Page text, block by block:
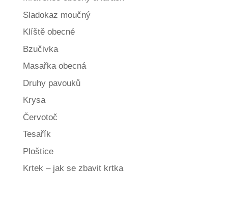
Sladokaz moučný
Klíště obecné
Bzučivka
Masařka obecná
Druhy pavouků
Krysa
Červotoč
Tesařík
Ploštice
Krtek – jak se zbavit krtka